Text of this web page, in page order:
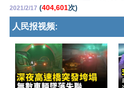
2021/2/17 (404,601次)
人民报视频: